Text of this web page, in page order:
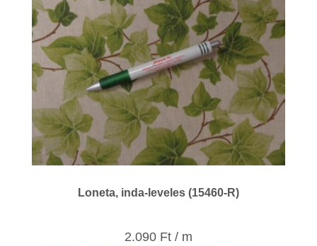
Loneta, inda-leveles (15460-R)
2.090 Ft / m